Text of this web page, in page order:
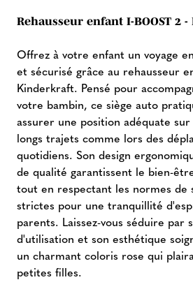
Rehausseur enfant I-BOOST 2
Offrez à votre enfant un voyage
et sécurisé grâce au rehausseur
Kinderkraft. Pensé pour
votre bambin, ce siège auto
assurer une position adéquate
longs trajets comme lors des
quotidiens. Son design
de qualité garantissent le bien-
tout en respectant les normes de
strictes pour une tranquillité
parents. Laissez-vous séduire par
d'utilisation et son esthétique
un charmant coloris rose qui
petites filles.